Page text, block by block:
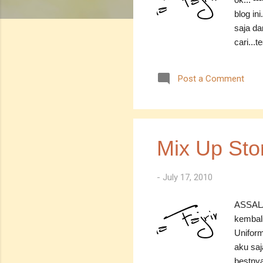
blog
saja
sangat
Post a Comment
Mix Up
- July 17, 2010
aku